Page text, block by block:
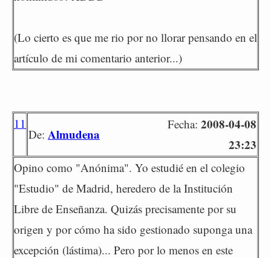
(Lo cierto es que me rio por no llorar pensando en el
artículo de mi comentario anterior...)
11
De: Almudena
Fecha: 2008-04-08
23:23
Opino como "Anónima". Yo estudié en el colegio
"Estudio" de Madrid, heredero de la Institución
Libre de Enseñanza. Quizás precisamente por su
origen y por cómo ha sido gestionado suponga una
excepción (lástima)... Pero por lo menos en este